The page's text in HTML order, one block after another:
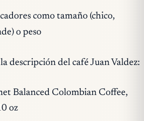
como tamaño (chico,
o peso
descripción del café Juan Valdez:
Balanced Colombian Coffee,
oz